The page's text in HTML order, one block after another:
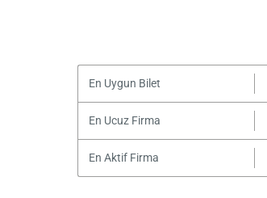
En Uygun Bilet
En Ucuz Firma
En Aktif Firma